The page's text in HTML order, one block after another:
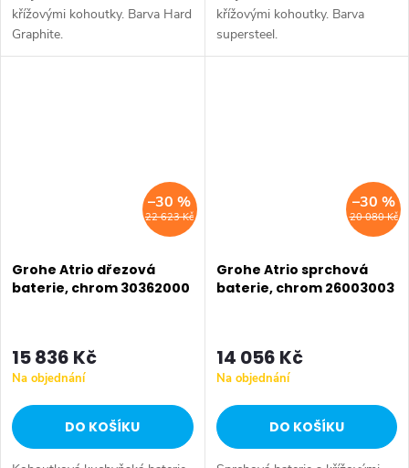
křížovými kohoutky. Barva Hard
Graphite.
křížovými kohoutky. Barva
supersteel.
22 623 Kč
–30 %
Grohe Atrio dřezová
baterie, chrom 30362000
15 836 Kč
Na objednání
DO KOŠÍKU
20 080 Kč
–30 %
Grohe Atrio sprchová
baterie, chrom 26003003
14 056 Kč
Na objednání
DO KOŠÍKU